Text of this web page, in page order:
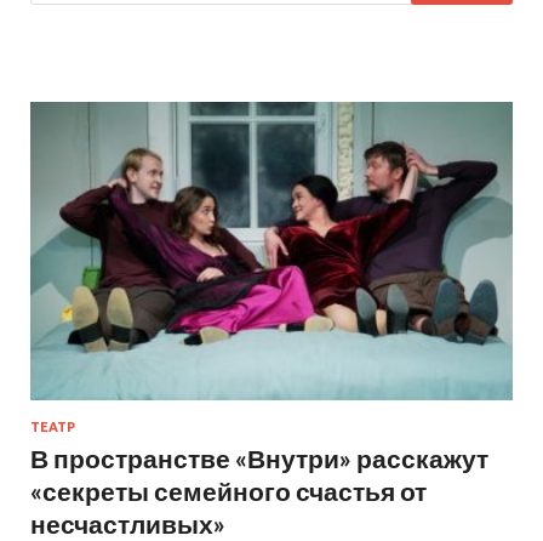
ТЕАТР
В пространстве «Внутри» расскажут
«секреты семейного счастья от
несчастливых»